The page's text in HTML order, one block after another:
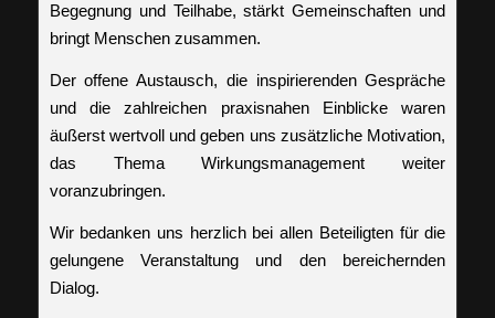
Begegnung und Teilhabe, stärkt Gemeinschaften und
bringt Menschen zusammen.
Der offene Austausch, die inspirierenden Gespräche
und die zahlreichen praxisnahen Einblicke waren
äußerst wertvoll und geben uns zusätzliche Motivation,
das Thema Wirkungsmanagement weiter
voranzubringen.
Wir bedanken uns herzlich bei allen Beteiligten für die
gelungene Veranstaltung und den bereichernden
Dialog.